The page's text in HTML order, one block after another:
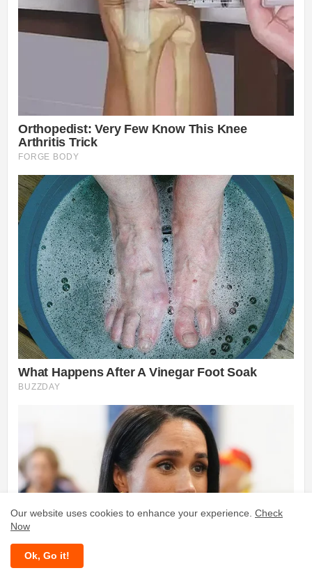
Our website uses cookies to enhance your experience. Check
Now
Ok, Go it!